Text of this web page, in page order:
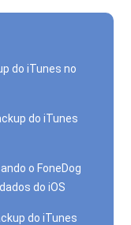
do iTunes no
do iTunes
o FoneDog
do iOS
do iTunes